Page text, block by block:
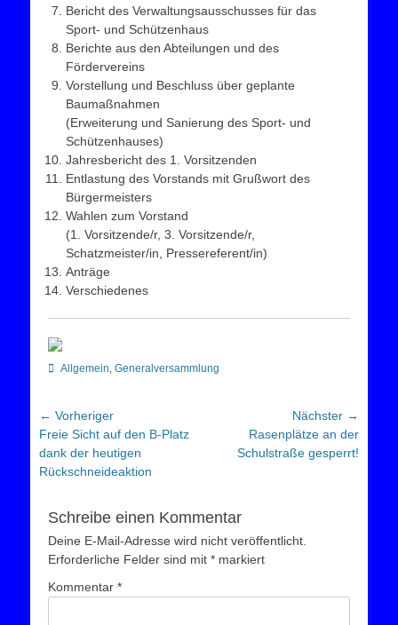
Bericht des Verwaltungsausschusses für das
Sport- und Schützenhaus
Berichte aus den Abteilungen und des
Fördervereins
Vorstellung und Beschluss über geplante
Baumaßnahmen
(Erweiterung und Sanierung des Sport- und
Schützenhauses)
Jahresbericht des 1. Vorsitzenden
Entlastung des Vorstands mit Grußwort des
Bürgermeisters
Wahlen zum Vorstand
(1. Vorsitzende/r, 3. Vorsitzende/r,
Schatzmeister/in, Pressereferent/in)
Anträge
Verschiedenes
Kategorien
Allgemein, Generalversammlung
Beitragsnavigation
← Vorheriger
Vorheriger
Beitrag:
Freie Sicht auf den B-Platz
dank der heutigen
Rückschneideaktion
Nächster →
Beitrag:
Rasenplätze an der
Schulstraße gesperrt!
Schreibe einen Kommentar
Deine E-Mail-Adresse wird nicht veröffentlicht.
Erforderliche Felder sind mit * markiert
Kommentar *